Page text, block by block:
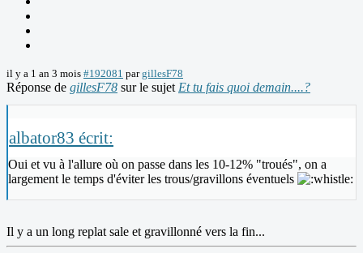
il y a 1 an 3 mois #192081 pargillesF78
Réponse de gillesF78 sur le sujet Et tu fais quoi demain....?
albator83 écrit:
Oui et vu à l'allure où on passe dans les 10-12% "troués", on a
largement le temps d'éviter les trous/gravillons éventuels
Il y a un long replat sale et gravillonné vers la fin...